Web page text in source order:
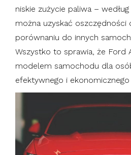
niskie zużycie paliwa –
można uzyskać oszczędności
porównaniu do innych
Wszystko to sprawia, że Ford
modelem samochodu dla
efektywnego i